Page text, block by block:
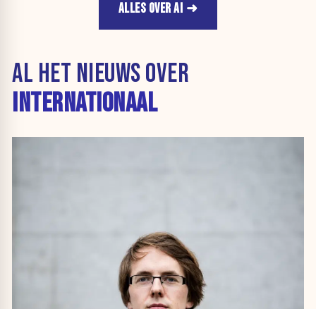
ALLES OVER AI
AL HET NIEUWS OVER
INTERNATIONAAL